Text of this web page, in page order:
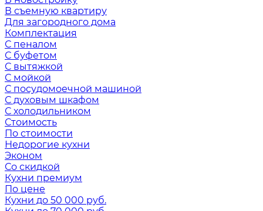
В съемную квартиру
Для загородного дома
Комплектация
С пеналом
С буфетом
С вытяжкой
С мойкой
С посудомоечной машиной
С духовым шкафом
С холодильником
Стоимость
По стоимости
Недорогие кухни
Эконом
Со скидкой
Кухни премиум
По цене
Кухни до 50 000 руб.